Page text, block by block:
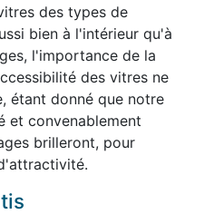
des types de
bien à l'intérieur qu'à
l'importance de la
des vitres ne
étant donné que notre
et convenablement
brilleront, pour